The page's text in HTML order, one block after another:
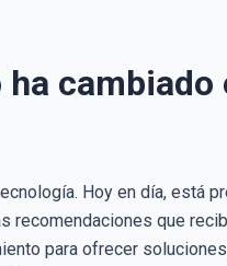
cambiado
Hoy en día, está
recomendaciones que
para ofrecer